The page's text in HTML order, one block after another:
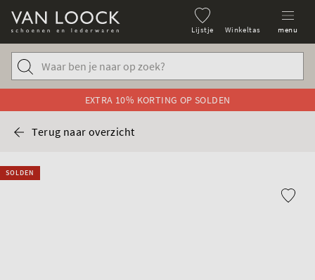
Lijstje Winkeltas menu
EXTRA 10% KORTING OP SOLDEN
Terug naar overzicht
SOLDEN